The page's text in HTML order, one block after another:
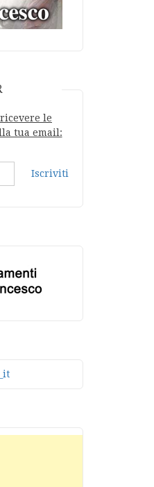
le
tua email:
Iscriviti